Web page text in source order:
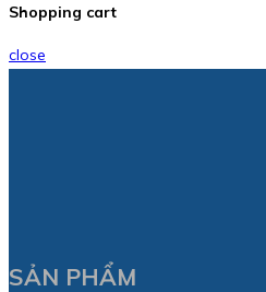
Shopping cart
close
SẢN PHẨM